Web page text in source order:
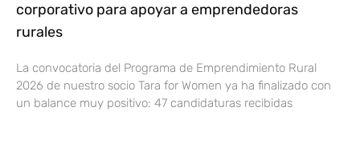
corporativo para apoyar a emprendedoras
rurales
La convocatoria del Programa de Emprendimiento Rural
2026 de nuestro socio Tara for Women ya ha finalizado con
un balance muy positivo: 47 candidaturas recibidas